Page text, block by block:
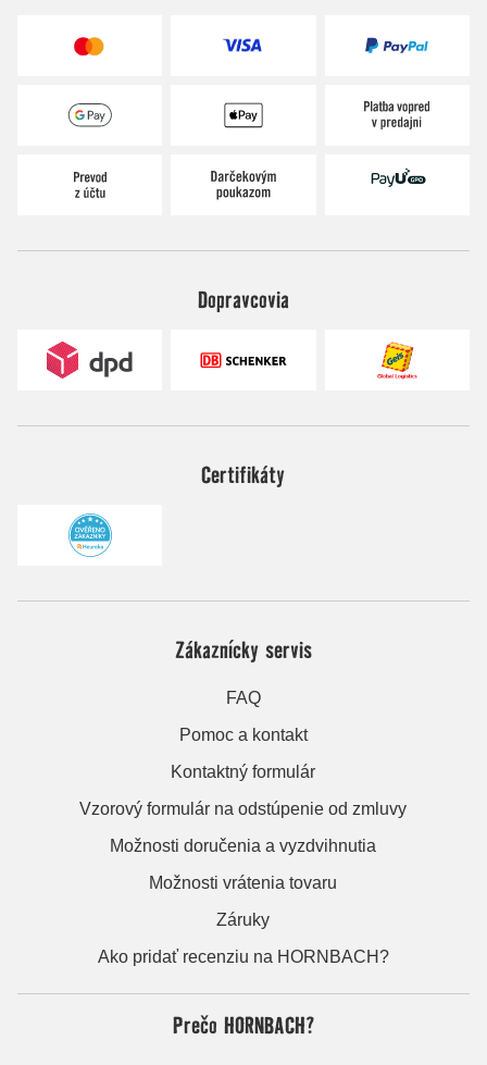
Dopravcovia
Certifikáty
Zákaznícky servis
FAQ
Pomoc a kontakt
Kontaktný formulár
Vzorový formulár na odstúpenie od zmluvy
Možnosti doručenia a vyzdvihnutia
Možnosti vrátenia tovaru
Záruky
Ako pridať recenziu na HORNBACH?
Prečo HORNBACH?